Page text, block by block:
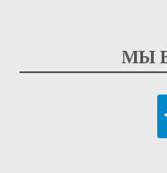
МЫ